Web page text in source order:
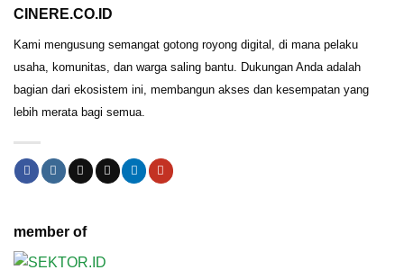
CINERE.CO.ID
Kami mengusung semangat gotong royong digital, di mana pelaku
usaha, komunitas, dan warga saling bantu. Dukungan Anda adalah
bagian dari ekosistem ini, membangun akses dan kesempatan yang
lebih merata bagi semua.
member of